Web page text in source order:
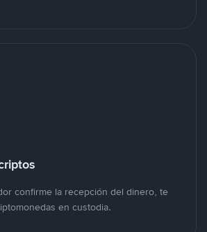
confirme la recepción del dinero, te
en custodia.